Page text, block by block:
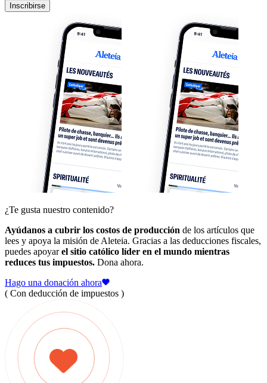
Inscribirse
¿Te gusta nuestro contenido?
Ayúdanos a cubrir los costos de producción de los artículos que
lees y apoya la misión de Aleteia. Gracias a las deducciones fiscales,
puedes apoyarel sitio católico líder en el mundo mientras
reduces tus impuestos. Dona ahora.
Hago una donación ahora
( Con deducción de impuestos )